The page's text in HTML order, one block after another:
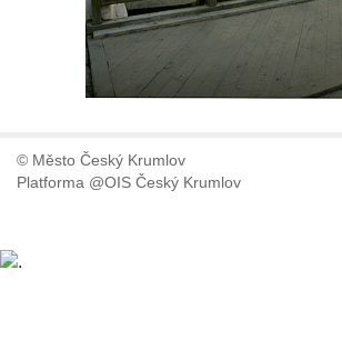
© Město Český Krumlov
Platforma @OIS Český Krumlov